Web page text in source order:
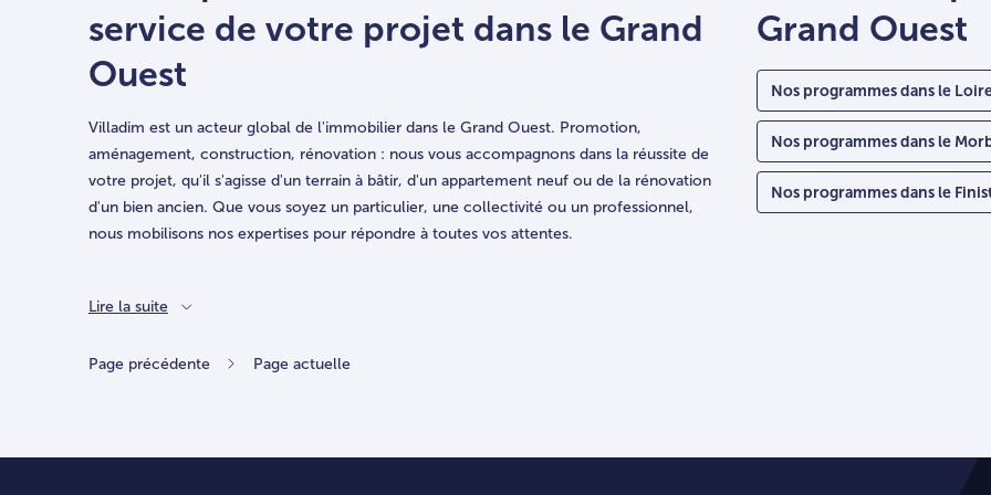
service de votre projet dans le Grand
Ouest
Villadim est un acteur global de l'immobilier dans le Grand Ouest. Promotion,
aménagement, construction, rénovation : nous vous accompagnons dans la réussite de
votre projet, qu'il s'agisse d'un terrain à bâtir, d'un appartement neuf ou de la rénovation
d'un bien ancien. Que vous soyez un particulier, une collectivité ou un professionnel,
nous mobilisons nos expertises pour répondre à toutes vos attentes.
Lire la suite
Grand Ouest
Nos programmes dans le
Nos programmes dans le
Nos programmes dans le
Page précédente Page actuelle